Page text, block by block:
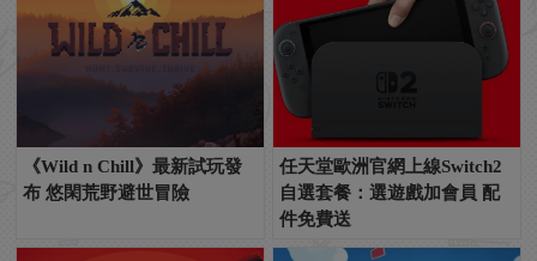
《Wild n Chill》最新試玩發
布 悠閑荒野避世冒險
任天堂歐洲官網上線Switch2
自選套餐：選遊戲加會員 配
件免費送